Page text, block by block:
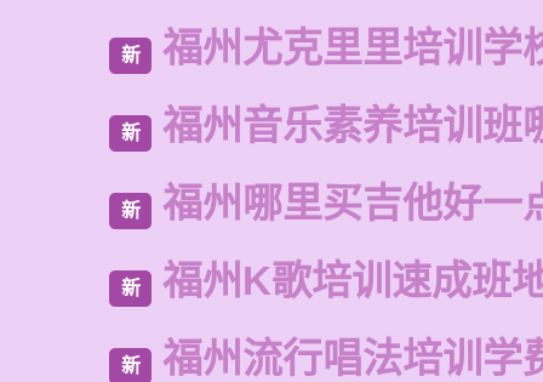
新 福州尤克里里培训学
新 福州音乐素养培训班
新 福州哪里买吉他好一
新 福州K歌培训速成班
新 福州流行唱法培训学